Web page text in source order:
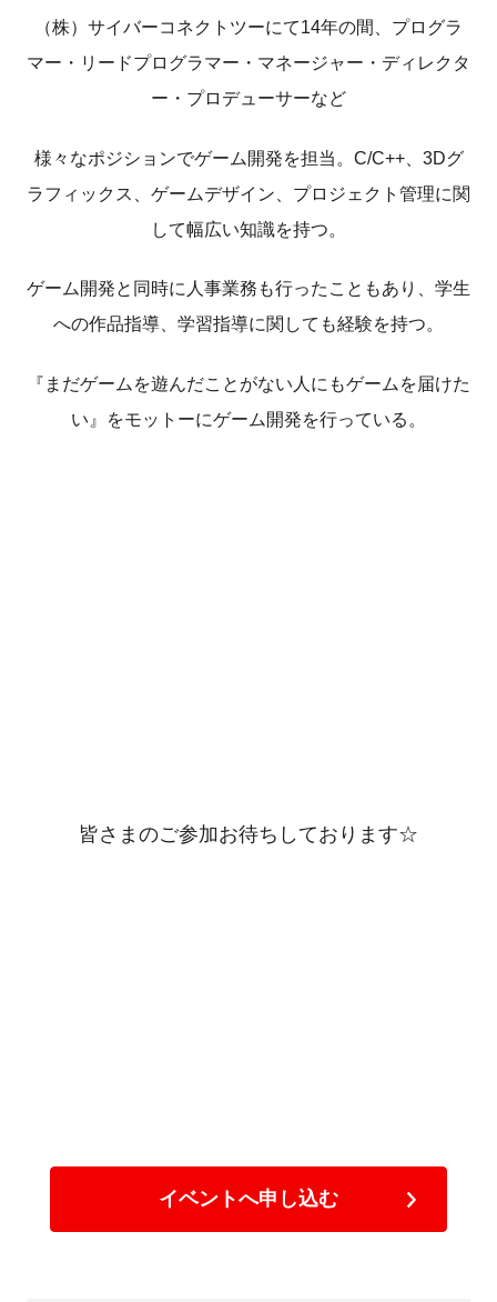
（株）サイバーコネクトツーにて14年の間、プログラ
マー・リードプログラマー・マネージャー・ディレクタ
ー・プロデューサーなど
様々なポジションでゲーム開発を担当。C/C++、3Dグ
ラフィックス、ゲームデザイン、プロジェクト管理に関
して幅広い知識を持つ。
ゲーム開発と同時に人事業務も行ったこともあり、学生
への作品指導、学習指導に関しても経験を持つ。
『まだゲームを遊んだことがない人にもゲームを届けた
い』をモットーにゲーム開発を行っている。
皆さまのご参加お待ちしております☆
イベントへ申し込む